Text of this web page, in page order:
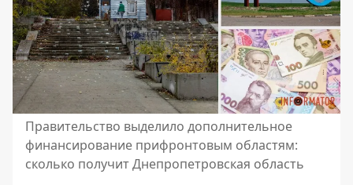
Правительство выделило дополнительное
финансирование прифронтовым областям:
сколько получит Днепропетровская область